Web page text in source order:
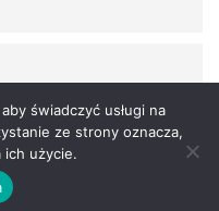
świadczyć usługi na
ze strony oznacza,
ich użycie.